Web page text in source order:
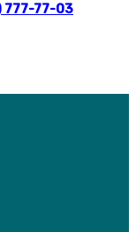
777-77-03